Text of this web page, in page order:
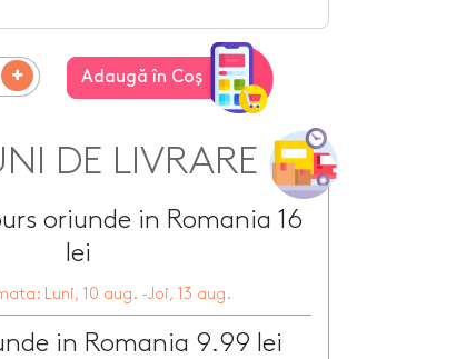
Tocatoare personalizate
Tricouri personalizate HOT
Trofee personalizate
Tablouri motivationale
Adaugă în Coş
DE LIVRARE
oriunde in Romania 16
lei
Luni, 10 aug. -Joi, 13 aug.
in Romania 9.99 lei